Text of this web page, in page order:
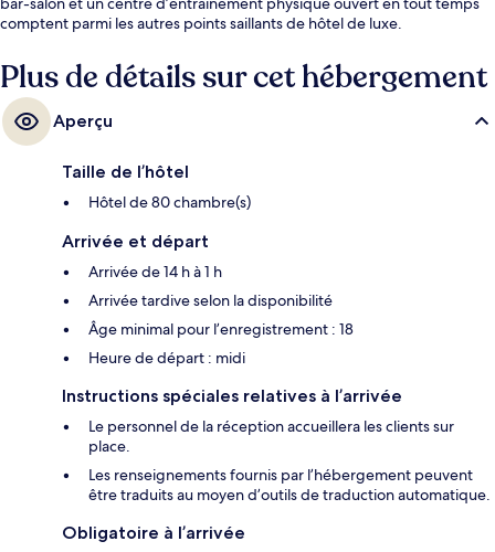
comptent parmi les autres points saillants de hôtel de luxe.
commun : Ben Thanh Station se trouve à 3 minutes et Opera House
Station est à 6 minutes.
Plus de détails sur cet hébergement
Aperçu
Taille de l’hôtel
Hôtel de 80 chambre(s)
Arrivée et départ
Arrivée de 14 h à 1 h
Arrivée tardive selon la disponibilité
Âge minimal pour l’enregistrement : 18
Heure de départ : midi
Instructions spéciales relatives à l’arrivée
Le personnel de la réception accueillera les clients sur
place.
Les renseignements fournis par l’hébergement peuvent
être traduits au moyen d’outils de traduction automatique.
Obligatoire à l’arrivée